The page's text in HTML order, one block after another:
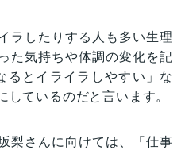
ラしたりする人も多い生理
た気持ちや体調の変化を記
るとイライラしやすい」な
しているのだと言います。
梨さんに向けては、「仕事